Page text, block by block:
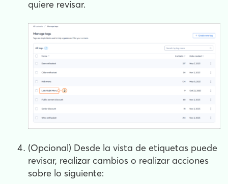
quiere revisar.
(Opcional) Desde la vista de etiquetas puede
revisar, realizar cambios o realizar acciones
sobre lo siguiente: